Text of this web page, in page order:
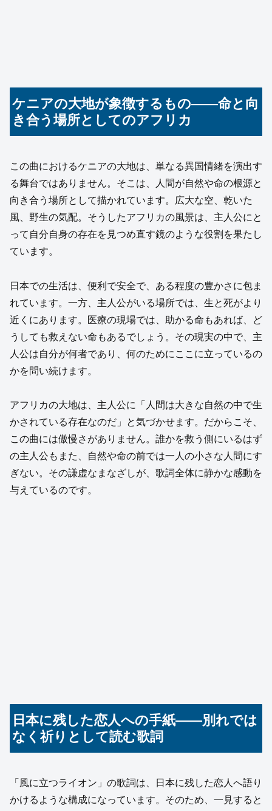
ケニアの大地が象徴するもの――命と向
き合う場所としてのアフリカ
この曲におけるケニアの大地は、単なる異国情緒を演出す
る舞台ではありません。そこは、人間が自然や命の根源と
向き合う場所として描かれています。広大な空、乾いた
風、野生の気配。そうしたアフリカの風景は、主人公にと
って自分自身の存在を見つめ直す鏡のような役割を果たし
ています。
日本での生活は、便利で安全で、ある程度の豊かさに包ま
れています。一方、主人公がいる場所では、生と死がより
近くにあります。医療の現場では、助かる命もあれば、ど
うしても救えない命もあるでしょう。その現実の中で、主
人公は自分が何者であり、何のためにここに立っているの
かを問い続けます。
アフリカの大地は、主人公に「人間は大きな自然の中で生
かされている存在なのだ」と気づかせます。だからこそ、
この曲には傲慢さがありません。誰かを救う側にいるはず
の主人公もまた、自然や命の前では一人の小さな人間にす
ぎない。その謙虚なまなざしが、歌詞全体に静かな感動を
与えているのです。
日本に残した恋人への手紙――別れでは
なく祈りとして読む歌詞
「風に立つライオン」の歌詞は、日本に残した恋人へ語り
かけるような構成になっています。そのため、一見すると